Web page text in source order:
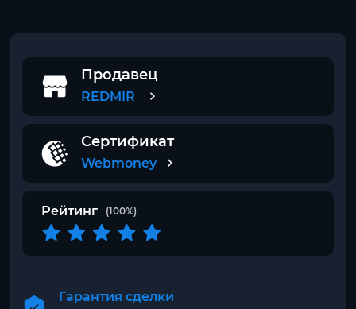
Продавец
REDMIR
Сертификат
Webmoney
Рейтинг (100%)
Гарантия сделки